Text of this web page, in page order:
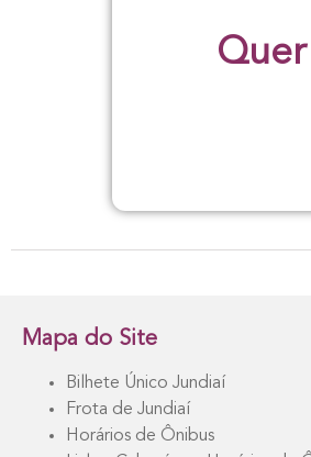
Mapa do Site
Bilhete Único Jundiaí
Frota de Jundiaí
Horários de Ônibus